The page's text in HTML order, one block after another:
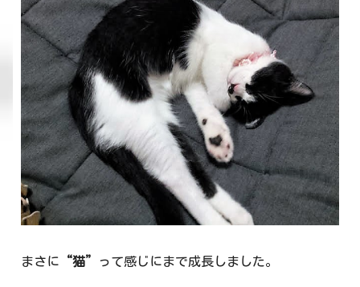
まさに “猫” って感じにまで成長しました。